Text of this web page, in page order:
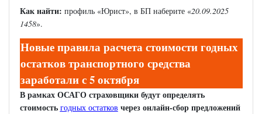
Как найти: профиль «Юрист», в БП наберите «20.09.2025
1458».
Новые правила расчета стоимости годных
остатков транспортного средства
заработали с 5 октября
В рамках ОСАГО страховщики будут определять
стоимость годных остатков через онлайн-сбор предложений